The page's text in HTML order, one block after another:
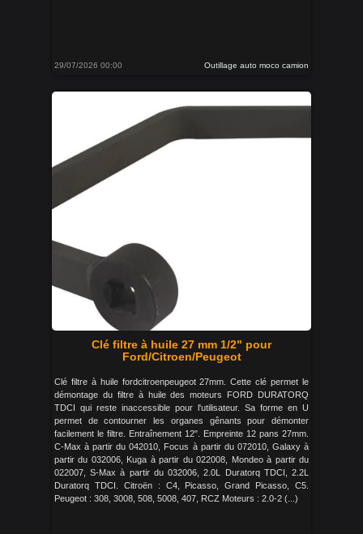
29/07/2026 00:00 Outillage auto moco camion
Clé filtre à huile 27 mm 1/2" pour
Ford/Citroen/Peugeot
Clé filtre à huile fordcitroenpeugeot 27mm. Cette clé permet le
démontage du filtre à huile des moteurs FORD DURATORQ
TDCI qui reste inaccessible pour l'utilisateur. Sa forme en U
permet de contourner les organes gênants pour démonter
facilement le filtre. Entraînement 12". Empreinte 12 pans 27mm.
C-Max à partir du 042010, Focus à partir du 072010, Galaxy à
partir du 032006, Kuga à partir du 022008, Mondeo à partir du
022007, S-Max à partir du 032006, 2.0L Duratorq TDCI, 2.2L
Duratorq TDCI. Citroën : C4, Picasso, Grand Picasso, C5.
Peugeot : 308, 3008, 508, 5008, 407, RCZ Moteurs : 2.0-2 (...)